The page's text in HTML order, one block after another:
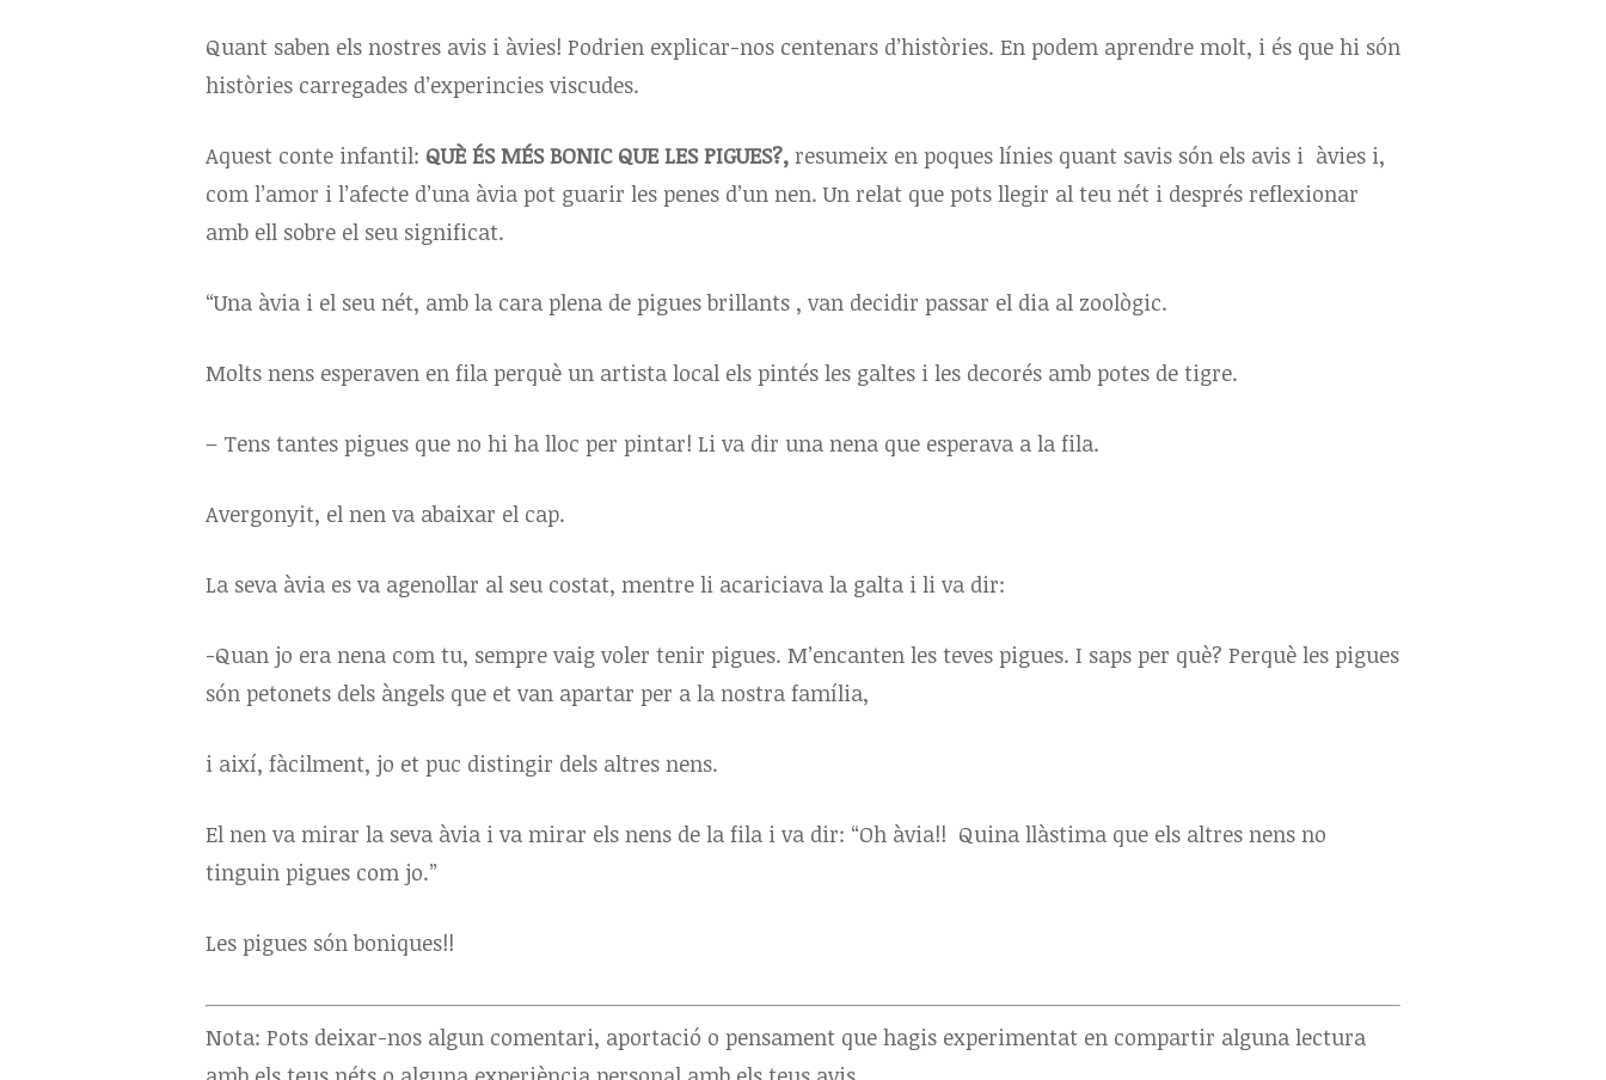
Quant saben els nostres avis i àvies! Podrien explicar-nos centenars d’històries. En podem aprendre molt, i és que hi són
històries carregades d’experincies viscudes.
Aquest conte infantil: QUÈ ÉS MÉS BONIC QUE LES PIGUES?, resumeix en poques línies quant savis són els avis i àvies i,
com l’amor i l’afecte d’una àvia pot guarir les penes d’un nen. Un relat que pots llegir al teu nét i després reflexionar
amb ell sobre el seu significat.
“Una àvia i el seu nét, amb la cara plena de pigues brillants , van decidir passar el dia al zoològic.
Molts nens esperaven en fila perquè un artista local els pintés les galtes i les decorés amb potes de tigre.
– Tens tantes pigues que no hi ha lloc per pintar! Li va dir una nena que esperava a la fila.
Avergonyit, el nen va abaixar el cap.
La seva àvia es va agenollar al seu costat, mentre li acariciava la galta i li va dir:
-Quan jo era nena com tu, sempre vaig voler tenir pigues. M’encanten les teves pigues. I saps per què? Perquè les pigues
són petonets dels àngels que et van apartar per a la nostra família,
i així, fàcilment, jo et puc distingir dels altres nens.
El nen va mirar la seva àvia i va mirar els nens de la fila i va dir: “Oh àvia!! Quina llàstima que els altres nens no
tinguin pigues com jo.”
Les pigues són boniques!!
Nota: Pots deixar-nos algun comentari, aportació o pensament que hagis experimentat en compartir alguna lectura